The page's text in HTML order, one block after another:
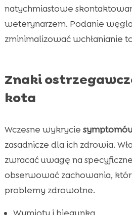
natychmiastowe
weterynarzem. Podanie
zminimalizować wchłanianie
Znaki
kota
Wczesne wykrycie
zasadnicze dla ich zdrowia.
zwracać uwagę na
obserwować zachowania,
problemy zdrowotne.